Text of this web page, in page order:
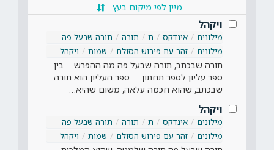
מיין לפי מיקום בעץ
ויקהל
מילונים אינדקס ת תורה
תורה שבעל פה
מילונים
זהר עם פירוש הסולם שמות ויקהל
תורה שבכתב, תורה שבעל פה מה ההפרש ... בין
ספר עליון לספר תחתון. ... ספר העליון הוא תורה
שבכתב, שהוא חכמה עלאה, משום שהיא…
ויקהל
מילונים אינדקס ת תורה
תורה שבעל פה
מילונים
זהר עם פירוש הסולם שמות ויקהל